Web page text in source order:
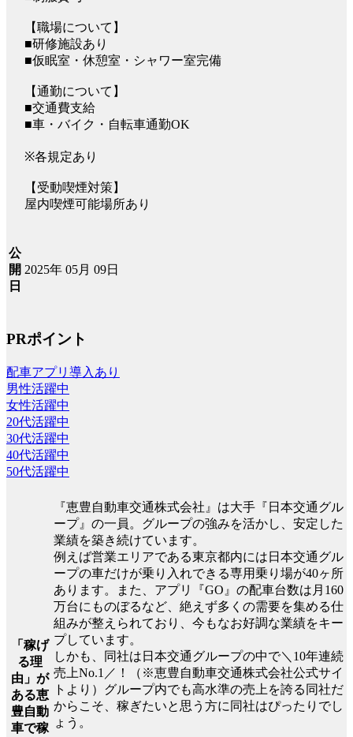
【職場について】
■研修施設あり
■仮眠室・休憩室・シャワー室完備
【通勤について】
■交通費支給
■車・バイク・自転車通勤OK
※各規定あり
【受動喫煙対策】
屋内喫煙可能場所あり
公
開
日
2025年 05月 09日
PRポイント
配車アプリ導入あり
男性活躍中
女性活躍中
20代活躍中
30代活躍中
40代活躍中
50代活躍中
「稼げ
る理
由」が
ある恵
豊自動
車で稼
『恵豊自動車交通株式会社』は大手『日本交通グル
ープ』の一員。グループの強みを活かし、安定した
業績を築き続けています。
例えば営業エリアである東京都内には日本交通グル
ープの車だけが乗り入れできる専用乗り場が40ヶ所
あります。また、アプリ『GO』の配車台数は月160
万台にものぼるなど、絶えず多くの需要を集める仕
組みが整えられており、今もなお好調な業績をキー
プしています。
しかも、同社は日本交通グループの中で＼10年連続
売上No.1／！（※恵豊自動車交通株式会社公式サイ
トより）グループ内でも高水準の売上を誇る同社だ
からこそ、稼ぎたいと思う方に同社はぴったりでし
ょう。